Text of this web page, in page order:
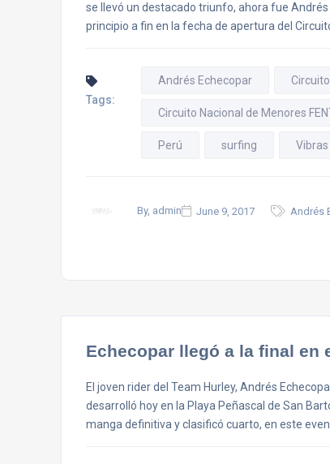
se llevó un destacado triunfo, ahora fue
principio a fin en la fecha de apertura del
Tags:
Andrés Echecopar
Circuito Nacional de Menores
Perú surfing
By, admin June 9, 2017 Andrés
Echecopar llegó a la final en
El joven rider del Team Hurley, Andrés
desarrolló hoy en la Playa Peñascal de San
manga definitiva y clasificó cuarto, en este